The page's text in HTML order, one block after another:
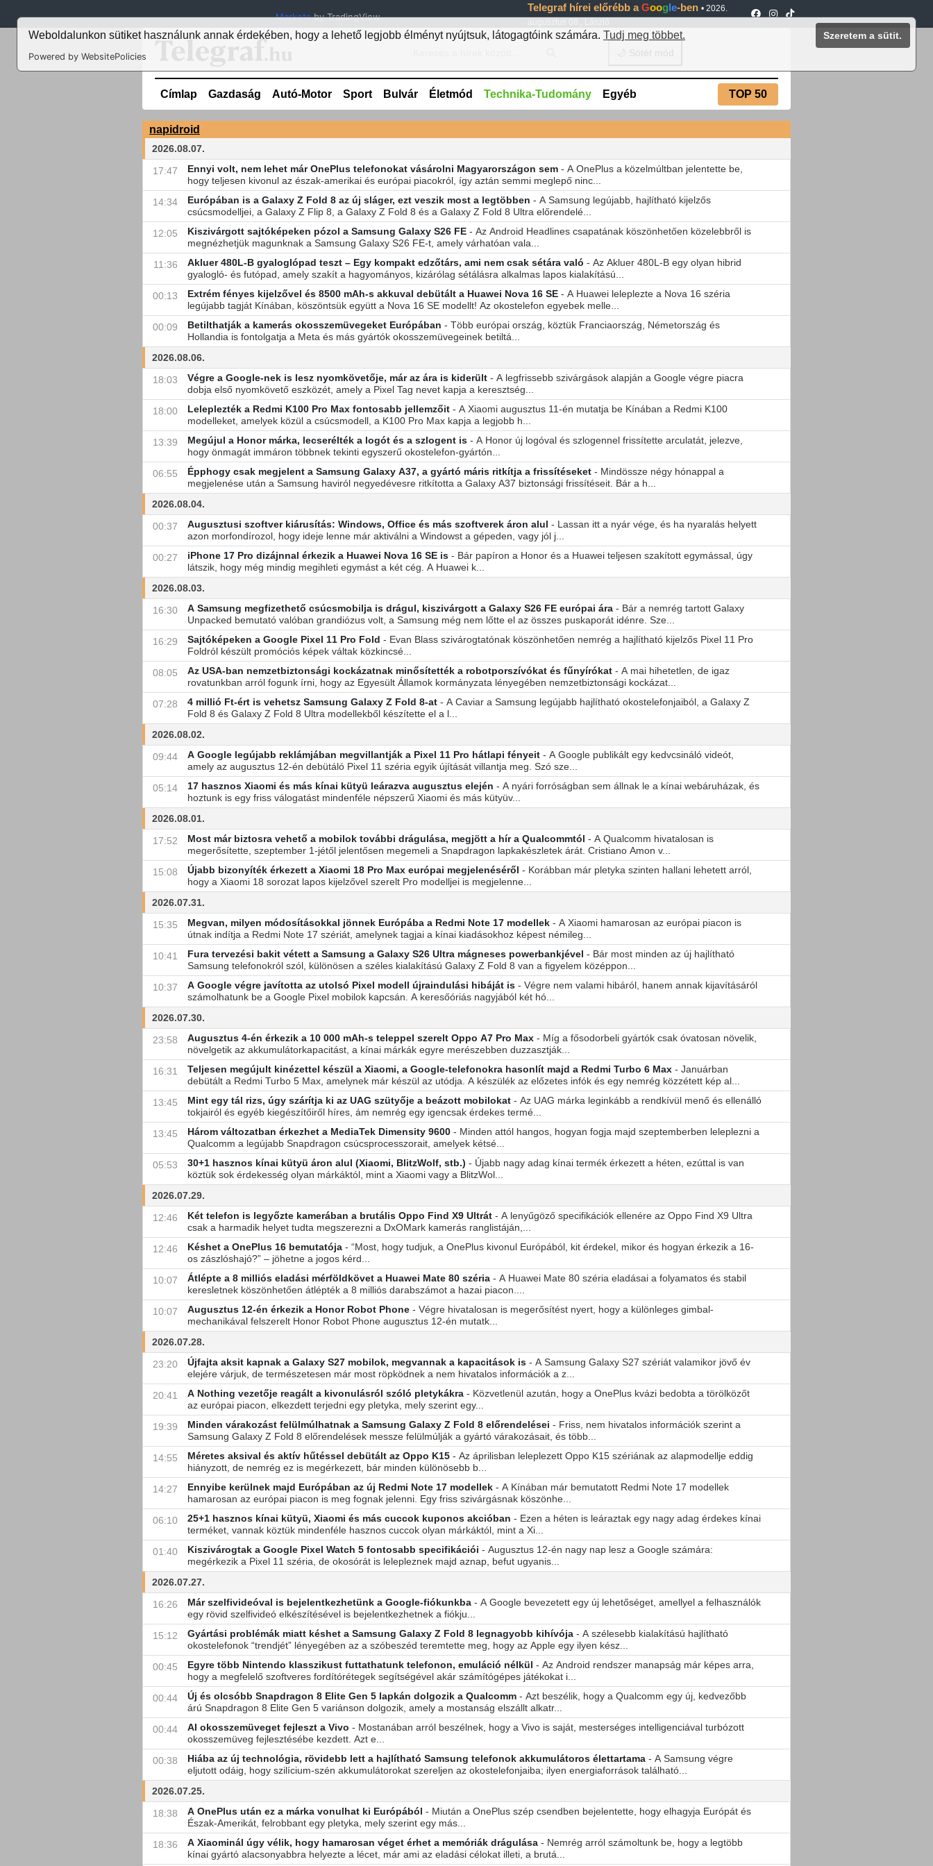
Weboldalunkon sütiket használunk annak érdekében, hogy a lehető legjobb élményt nyújtsuk, látogagtóink számára. Tudj meg többet. Szeretem a sütit.
Powered by WebsitePolicies
Marketsby TradingView
Telegraf hírei előrébb aGoogle-ben • 2026.
🌙 Sötét mód
Címlap Gazdaság Autó-Motor Sport Bulvár Életmód Technika-Tudomány Egyéb TOP 50
napidroid
2026.08.07.
17:47
Ennyi volt, nem lehet már OnePlus telefonokat vásárolni Magyarországon sem - A OnePlus a közelmúltban jelentette be,
hogy teljesen kivonul az észak-amerikai és európai piacokról, így aztán semmi meglepő ninc...
14:34
Európában is a Galaxy Z Fold 8 az új sláger, ezt veszik most a legtöbben - A Samsung legújabb, hajlítható kijelzős
csúcsmodelljei, a Galaxy Z Flip 8, a Galaxy Z Fold 8 és a Galaxy Z Fold 8 Ultra előrendelé...
12:05
Kiszivárgott sajtóképeken pózol a Samsung Galaxy S26 FE - Az Android Headlines csapatának köszönhetően közelebbről is
megnézhetjük magunknak a Samsung Galaxy S26 FE-t, amely várhatóan vala...
11:36
Akluer 480L-B gyaloglópad teszt – Egy kompakt edzőtárs, ami nem csak sétára való - Az Akluer 480L-B egy olyan hibrid
gyalogló- és futópad, amely szakít a hagyományos, kizárólag sétálásra alkalmas lapos kialakítású...
00:13
Extrém fényes kijelzővel és 8500 mAh-s akkuval debütált a Huawei Nova 16 SE - A Huawei leleplezte a Nova 16 széria
legújabb tagját Kínában, köszöntsük együtt a Nova 16 SE modellt! Az okostelefon egyebek melle...
00:09
Betilthatják a kamerás okosszemüvegeket Európában - Több európai ország, köztük Franciaország, Németország és
Hollandia is fontolgatja a Meta és más gyártók okosszemüvegeinek betiltá...
2026.08.06.
18:03
Végre a Google-nek is lesz nyomkövetője, már az ára is kiderült - A legfrissebb szivárgások alapján a Google végre piacra
dobja első nyomkövető eszközét, amely a Pixel Tag nevet kapja a keresztség...
18:00
Leleplezték a Redmi K100 Pro Max fontosabb jellemzőit - A Xiaomi augusztus 11-én mutatja be Kínában a Redmi K100
modelleket, amelyek közül a csúcsmodell, a K100 Pro Max kapja a legjobb h...
13:39
Megújul a Honor márka, lecserélték a logót és a szlogent is - A Honor új logóval és szlogennel frissítette arculatát, jelezve,
hogy önmagát immáron többnek tekinti egyszerű okostelefon-gyártón...
06:55
Épphogy csak megjelent a Samsung Galaxy A37, a gyártó máris ritkítja a frissítéseket - Mindössze négy hónappal a
megjelenése után a Samsung haviról negyedévesre ritkította a Galaxy A37 biztonsági frissítéseit. Bár a h...
2026.08.04.
00:37
Augusztusi szoftver kiárusítás: Windows, Office és más szoftverek áron alul - Lassan itt a nyár vége, és ha nyaralás helyett
azon morfondírozol, hogy ideje lenne már aktiválni a Windowst a gépeden, vagy jól j...
00:27
iPhone 17 Pro dizájnnal érkezik a Huawei Nova 16 SE is - Bár papíron a Honor és a Huawei teljesen szakított egymással, úgy
látszik, hogy még mindig megihleti egymást a két cég. A Huawei k...
2026.08.03.
16:30
A Samsung megfizethető csúcsmobilja is drágul, kiszivárgott a Galaxy S26 FE európai ára - Bár a nemrég tartott Galaxy
Unpacked bemutató valóban grandiózus volt, a Samsung még nem lőtte el az összes puskaporát idénre. Sze...
16:29
Sajtóképeken a Google Pixel 11 Pro Fold - Evan Blass szivárogtatónak köszönhetően nemrég a hajlítható kijelzős Pixel 11 Pro
Foldról készült promóciós képek váltak közkincsé...
08:05
Az USA-ban nemzetbiztonsági kockázatnak minősítették a robotporszívókat és fűnyírókat - A mai hihetetlen, de igaz
rovatunkban arról fogunk írni, hogy az Egyesült Államok kormányzata lényegében nemzetbiztonsági kockázat...
07:28
4 millió Ft-ért is vehetsz Samsung Galaxy Z Fold 8-at - A Caviar a Samsung legújabb hajlítható okostelefonjaiból, a Galaxy Z
Fold 8 és Galaxy Z Fold 8 Ultra modellekből készítette el a l...
2026.08.02.
09:44
A Google legújabb reklámjában megvillantják a Pixel 11 Pro hátlapi fényeit - A Google publikált egy kedvcsináló videót,
amely az augusztus 12-én debütáló Pixel 11 széria egyik újítását villantja meg. Szó sze...
05:14
17 hasznos Xiaomi és más kínai kütyü leárazva augusztus elején - A nyári forróságban sem állnak le a kínai webáruházak, és
hoztunk is egy friss válogatást mindenféle népszerű Xiaomi és más kütyüv...
2026.08.01.
17:52
Most már biztosra vehető a mobilok további drágulása, megjött a hír a Qualcommtól - A Qualcomm hivatalosan is
megerősítette, szeptember 1-jétől jelentősen megemeli a Snapdragon lapkakészletek árát. Cristiano Amon v...
15:08
Újabb bizonyíték érkezett a Xiaomi 18 Pro Max európai megjelenéséről - Korábban már pletyka szinten hallani lehetett arról,
hogy a Xiaomi 18 sorozat lapos kijelzővel szerelt Pro modelljei is megjelenne...
2026.07.31.
15:35
Megvan, milyen módosításokkal jönnek Európába a Redmi Note 17 modellek - A Xiaomi hamarosan az európai piacon is
útnak indítja a Redmi Note 17 szériát, amelynek tagjai a kínai kiadásokhoz képest némileg...
10:41
Fura tervezési bakit vétett a Samsung a Galaxy S26 Ultra mágneses powerbankjével - Bár most minden az új hajlítható
Samsung telefonokról szól, különösen a széles kialakítású Galaxy Z Fold 8 van a figyelem középpon...
10:37
A Google végre javította az utolsó Pixel modell újraindulási hibáját is - Végre nem valami hibáról, hanem annak kijavításáról
számolhatunk be a Google Pixel mobilok kapcsán. A keresőóriás nagyjából két hó...
2026.07.30.
23:58
Augusztus 4-én érkezik a 10 000 mAh-s teleppel szerelt Oppo A7 Pro Max - Míg a fősodorbeli gyártók csak óvatosan növelik,
növelgetik az akkumulátorkapacitást, a kínai márkák egyre merészebben duzzasztják...
16:31
Teljesen megújult kinézettel készül a Xiaomi, a Google-telefonokra hasonlít majd a Redmi Turbo 6 Max - Januárban
debütált a Redmi Turbo 5 Max, amelynek már készül az utódja. A készülék az előzetes infók és egy nemrég közzétett kép al...
13:45
Mint egy tál rizs, úgy szárítja ki az UAG szütyője a beázott mobilokat - Az UAG márka leginkább a rendkívül menő és ellenálló
tokjairól és egyéb kiegészítőiről híres, ám nemrég egy igencsak érdekes termé...
13:45
Három változatban érkezhet a MediaTek Dimensity 9600 - Minden attól hangos, hogyan fogja majd szeptemberben leleplezni a
Qualcomm a legújabb Snapdragon csúcsprocesszorait, amelyek kétsé...
05:53
30+1 hasznos kínai kütyü áron alul (Xiaomi, BlitzWolf, stb.) - Újabb nagy adag kínai termék érkezett a héten, ezúttal is van
köztük sok érdekesség olyan márkáktól, mint a Xiaomi vagy a BlitzWol...
2026.07.29.
12:46
Két telefon is legyőzte kamerában a brutális Oppo Find X9 Ultrát - A lenyűgöző specifikációk ellenére az Oppo Find X9 Ultra
csak a harmadik helyet tudta megszerezni a DxOMark kamerás ranglistáján,...
12:46
Késhet a OnePlus 16 bemutatója - “Most, hogy tudjuk, a OnePlus kivonul Európából, kit érdekel, mikor és hogyan érkezik a 16-
os zászlóshajó?” – jöhetne a jogos kérd...
10:07
Átlépte a 8 milliós eladási mérföldkövet a Huawei Mate 80 széria - A Huawei Mate 80 széria eladásai a folyamatos és stabil
keresletnek köszönhetően átlépték a 8 milliós darabszámot a hazai piacon....
10:07
Augusztus 12-én érkezik a Honor Robot Phone - Végre hivatalosan is megerősítést nyert, hogy a különleges gimbal-
mechanikával felszerelt Honor Robot Phone augusztus 12-én mutatk...
2026.07.28.
23:20
Újfajta aksit kapnak a Galaxy S27 mobilok, megvannak a kapacitások is - A Samsung Galaxy S27 szériát valamikor jövő év
elejére várjuk, de természetesen már most röpködnek a nem hivatalos információk a z...
20:41
A Nothing vezetője reagált a kivonulásról szóló pletykákra - Közvetlenül azután, hogy a OnePlus kvázi bedobta a törölközőt
az európai piacon, elkezdett terjedni egy pletyka, mely szerint egy...
19:39
Minden várakozást felülmúlhatnak a Samsung Galaxy Z Fold 8 előrendelései - Friss, nem hivatalos információk szerint a
Samsung Galaxy Z Fold 8 előrendelések messze felülmúlják a gyártó várakozásait, és több...
14:55
Méretes aksival és aktív hűtéssel debütált az Oppo K15 - Az áprilisban leleplezett Oppo K15 szériának az alapmodellje eddig
hiányzott, de nemrég ez is megérkezett, bár minden különösebb b...
14:27
Ennyibe kerülnek majd Európában az új Redmi Note 17 modellek - A Kínában már bemutatott Redmi Note 17 modellek
hamarosan az európai piacon is meg fognak jelenni. Egy friss szivárgásnak köszönhe...
06:10
25+1 hasznos kínai kütyü, Xiaomi és más cuccok kuponos akcióban - Ezen a héten is leáraztak egy nagy adag érdekes kínai
terméket, vannak köztük mindenféle hasznos cuccok olyan márkáktól, mint a Xi...
01:40
Kiszivárogtak a Google Pixel Watch 5 fontosabb specifikációi - Augusztus 12-én nagy nap lesz a Google számára:
megérkezik a Pixel 11 széria, de okosórát is lelepleznek majd aznap, befut ugyanis...
2026.07.27.
16:26
Már szelfivideóval is bejelentkezhetünk a Google-fiókunkba - A Google bevezetett egy új lehetőséget, amellyel a felhasználók
egy rövid szelfivideó elkészítésével is bejelentkezhetnek a fiókju...
15:12
Gyártási problémák miatt késhet a Samsung Galaxy Z Fold 8 legnagyobb kihívója - A szélesebb kialakítású hajlítható
okostelefonok “trendjét” lényegében az a szóbeszéd teremtette meg, hogy az Apple egy ilyen kész...
00:45
Egyre több Nintendo klasszikust futtathatunk telefonon, emuláció nélkül - Az Android rendszer manapság már képes arra,
hogy a megfelelő szoftveres fordítórétegek segítségével akár számítógépes játékokat i...
00:44
Új és olcsóbb Snapdragon 8 Elite Gen 5 lapkán dolgozik a Qualcomm - Azt beszélik, hogy a Qualcomm egy új, kedvezőbb
árú Snapdragon 8 Elite Gen 5 variánson dolgozik, amely a mostanság elszállt alkatr...
00:44
AI okosszemüveget fejleszt a Vivo - Mostanában arról beszélnek, hogy a Vivo is saját, mesterséges intelligenciával turbózott
okosszemüveg fejlesztésébe kezdett. Azt e...
00:38
Hiába az új technológia, rövidebb lett a hajlítható Samsung telefonok akkumulátoros élettartama - A Samsung végre
eljutott odáig, hogy szilícium-szén akkumulátorokat szereljen az okostelefonjaiba; ilyen energiaforrások található...
2026.07.25.
18:38
A OnePlus után ez a márka vonulhat ki Európából - Miután a OnePlus szép csendben bejelentette, hogy elhagyja Európát és
Észak-Amerikát, felrobbant egy pletyka, mely szerint egy más...
18:36
A Xiaominál úgy vélik, hogy hamarosan véget érhet a memóriák drágulása - Nemrég arról számoltunk be, hogy a legtöbb
kínai gyártó alacsonyabbra helyezte a lécet, már ami az eladási célokat illeti, a brutá...